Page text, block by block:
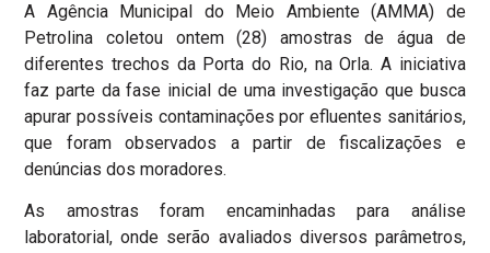
A Agência Municipal do Meio Ambiente (AMMA) de
Petrolina coletou ontem (28) amostras de água de
diferentes trechos da Porta do Rio, na Orla. A iniciativa
faz parte da fase inicial de uma investigação que busca
apurar possíveis contaminações por efluentes sanitários,
que foram observados a partir de fiscalizações e
denúncias dos moradores.
As amostras foram encaminhadas para análise
laboratorial, onde serão avaliados diversos parâmetros,